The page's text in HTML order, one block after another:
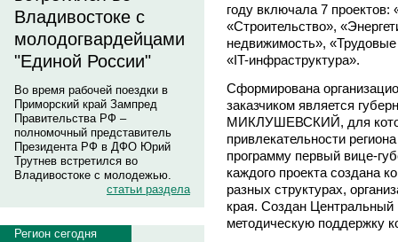
Владивостоке с
молодогвардейцами
"Единой России"
Во время рабочей поездки в
Приморский край Зампред
Правительства РФ –
полномочный представитель
Президента РФ в ДФО Юрий
Трутнев встретился во
Владивостоке с молодежью.
статьи раздела
Регион сегодня
году включала 7
«Строительство»,
недвижимость»,
«IT-инфраструктура».
Сформирована
заказчиком является
МИКЛУШЕВСКИЙ, для
привлекательности
программу первый вице-
каждого проекта создана
разных структурах,
края. Создан
методическую поддержку